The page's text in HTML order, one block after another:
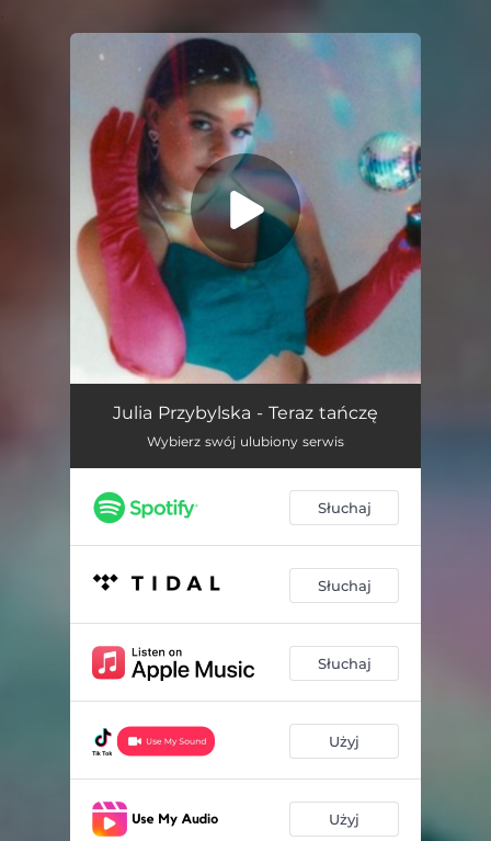
You're all set!
Teraz Tańczę 02:54
Julia Przybylska - Teraz tańczę
Wybierz swój ulubiony serwis
Słuchaj
Słuchaj
Słuchaj
Użyj
Użyj